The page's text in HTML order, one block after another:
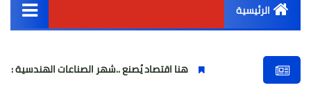
الرئيسية
أخبار مصر
هنا اقتصاد يُصنع ..شهر الصناعات الهندسية : حيث تتحول الفكرة